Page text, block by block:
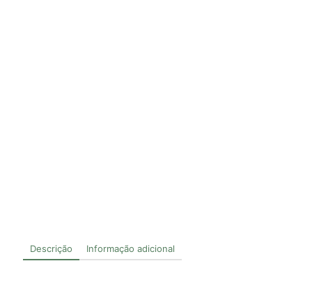
Descrição Informação adicional